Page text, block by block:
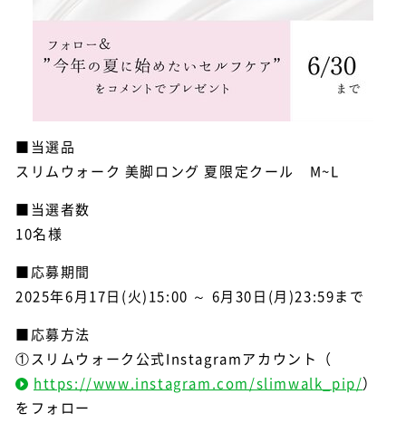
■当選品
スリムウォーク 美脚ロング 夏限定クール M~L
■当選者数
10名様
■応募期間
2025年6月17日(火)15:00 ～ 6月30日(月)23:59まで
■応募方法
①スリムウォーク公式Instagramアカウント（
https://www.instagram.com/slimwalk_pip/）
をフォロー